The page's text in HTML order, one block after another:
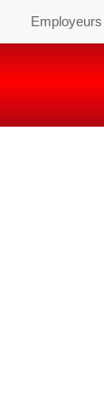
Employeurs